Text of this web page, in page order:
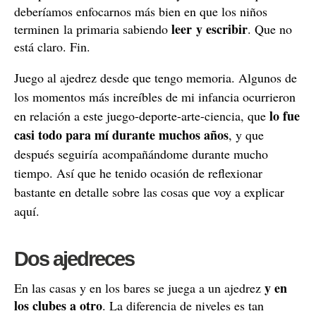
deberíamos enfocarnos más bien en que los niños
terminen la primaria sabiendo leer y escribir. Que no
está claro. Fin.
Juego al ajedrez desde que tengo memoria. Algunos de
los momentos más increíbles de mi infancia ocurrieron
en relación a este juego-deporte-arte-ciencia, que lo fue
casi todo para mí durante muchos años, y que
después seguiría acompañándome durante mucho
tiempo. Así que he tenido ocasión de reflexionar
bastante en detalle sobre las cosas que voy a explicar
aquí.
Dos ajedreces
En las casas y en los bares se juega a un ajedrez y en
los clubes a otro. La diferencia de niveles es tan